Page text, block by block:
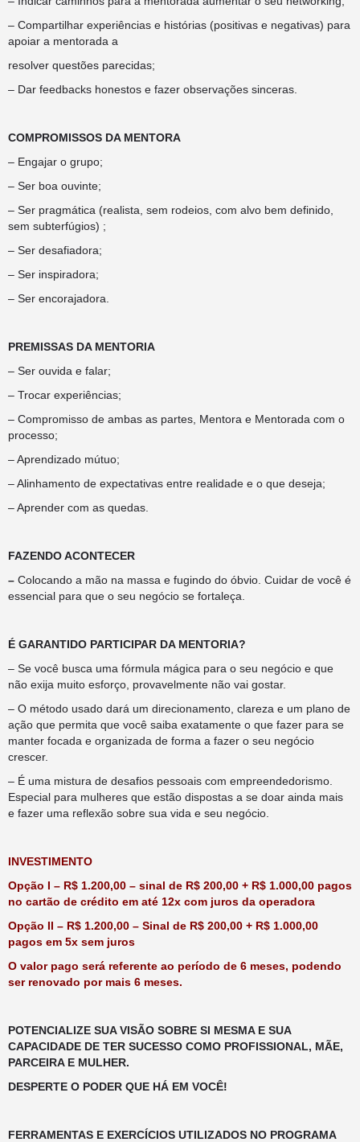
– Compartilhar experiências e histórias (positivas e negativas) para
apoiar a mentorada a
resolver questões parecidas;
– Dar feedbacks honestos e fazer observações sinceras.
COMPROMISSOS DA MENTORA
– Engajar o grupo;
– Ser boa ouvinte;
– Ser pragmática (realista, sem rodeios, com alvo bem definido,
sem subterfúgios) ;
– Ser desafiadora;
– Ser inspiradora;
– Ser encorajadora.
PREMISSAS DA MENTORIA
– Ser ouvida e falar;
– Trocar experiências;
– Compromisso de ambas as partes, Mentora e Mentorada com o
processo;
– Aprendizado mútuo;
– Alinhamento de expectativas entre realidade e o que deseja;
– Aprender com as quedas.
FAZENDO ACONTECER
– Colocando a mão na massa e fugindo do óbvio. Cuidar de você é
essencial para que o seu negócio se fortaleça.
É GARANTIDO PARTICIPAR DA MENTORIA?
– Se você busca uma fórmula mágica para o seu negócio e que
não exija muito esforço, provavelmente não vai gostar.
– O método usado dará um direcionamento, clareza e um plano de
ação que permita que você saiba exatamente o que fazer para se
manter focada e organizada de forma a fazer o seu negócio
crescer.
– É uma mistura de desafios pessoais com empreendedorismo.
Especial para mulheres que estão dispostas a se doar ainda mais
e fazer uma reflexão sobre sua vida e seu negócio.
INVESTIMENTO
Opção I – R$ 1.200,00 – sinal de R$ 200,00 + R$ 1.000,00 pagos
no cartão de crédito em até 12x com juros da operadora
Opção II – R$ 1.200,00 – Sinal de R$ 200,00 + R$ 1.000,00
pagos em 5x sem juros
O valor pago será referente ao período de 6 meses, podendo
ser renovado por mais 6 meses.
POTENCIALIZE SUA VISÃO SOBRE SI MESMA E SUA
CAPACIDADE DE TER SUCESSO COMO PROFISSIONAL, MÃE,
PARCEIRA E MULHER.
DESPERTE O PODER QUE HÁ EM VOCÊ!
FERRAMENTAS E EXERCÍCIOS UTILIZADOS NO PROGRAMA